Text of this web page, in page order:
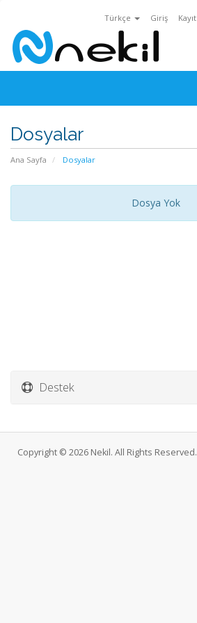
Türkçe Giriş Kayıt
Dosyalar
Ana Sayfa Dosyalar
Dosya Yok
Destek
Copyright © 2026 Nekil. All Rights Reserved.